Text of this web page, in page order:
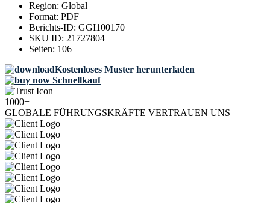
Region: Global
Format: PDF
Berichts-ID: GGI100170
SKU ID: 21727804
Seiten: 106
Kostenloses Muster herunterladen
Schnellkauf
1000+
GLOBALE FÜHRUNGSKRÄFTE VERTRAUEN UNS